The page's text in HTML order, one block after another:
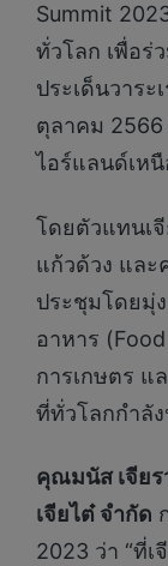
Summit
ทั่วโลก เพื่อร่
ประเด็นวาระ
ตุลาคม 2566
ไอร์แลนด์เหนื
โดยตัวแทนเ
แก้วด้วง แล
ประชุมโดยมุ่
อาหาร
การเกษตร แ
ที่ทั่วโลกกำลั
คุณมนัส เจีย
เจียไต๋ จำกัด
2023 ว่า “ที่